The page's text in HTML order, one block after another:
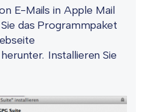
E-Mails in Apple Mail
das Programmpaket
Installieren Sie